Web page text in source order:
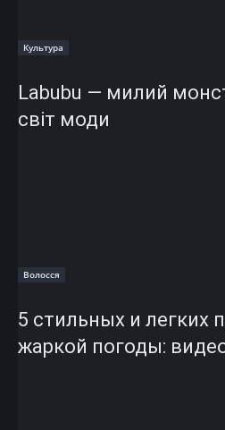
Культура
Labubu — милий
світ моди
Волосся
5 стильных и легких
жаркой погоды: